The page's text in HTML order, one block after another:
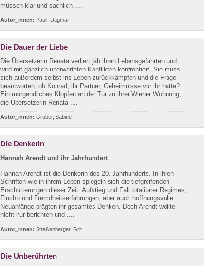
müssen klar und sachlich ....
Autor_innen: Pauli, Dagmar
Die Dauer der Liebe
Die Übersetzerin Renata verliert jäh ihren Lebensgefährten und
wird mit gänzlich unerwarteten Konflikten konfrontiert. Sie muss
sich außerdem selbst ins Leben zurückkämpfen und die Frage
beantworten, ob Konrad, ihr Partner, Geheimnisse vor ihr hatte?
Ein morgendliches Klopfen an der Tür zu ihrer Wiener Wohnung,
die Übersetzerin Renata ....
Autor_innen:Gruber, Sabine
Die Denkerin
Hannah Arendt und ihr Jahrhundert
Hannah Arendt ist die Denkerin des 20. Jahrhunderts. In ihren
Schriften wie in ihrem Leben spiegeln sich die tiefgreifenden
Erschütterungen dieser Zeit: Aufstieg und Fall totalitärer Regimes,
Flucht- und Fremdheitserfahrungen, aber auch hoffnungsvolle
Neuanfänge prägten ihr gesamtes Denken. Doch Arendt wollte
nicht nur berichten und ....
Autor_innen:Straßenberger, Grit
Die Unberührten